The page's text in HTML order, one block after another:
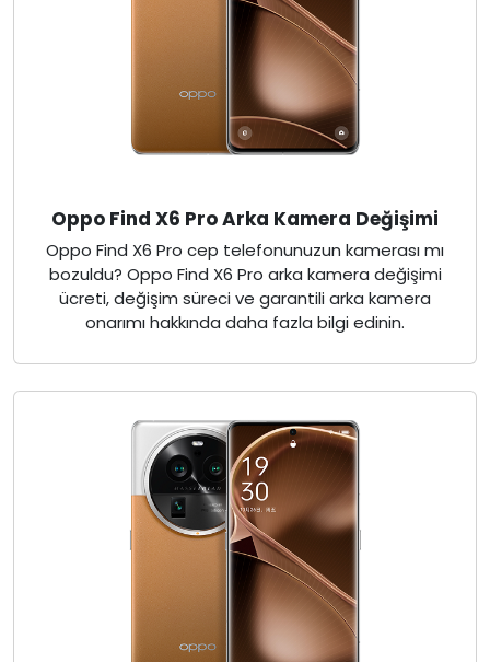
Oppo Find X6 Pro Arka Kamera Değişimi
Oppo Find X6 Pro cep telefonunuzun kamerası mı
bozuldu? Oppo Find X6 Pro arka kamera değişimi
ücreti, değişim süreci ve garantili arka kamera
onarımı hakkında daha fazla bilgi edinin.